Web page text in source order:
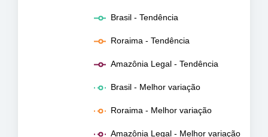
Brasil - Tendência
Roraima - Tendência
Amazônia Legal - Tendência
Brasil - Melhor variação
Roraima - Melhor variação
Amazônia Legal - Melhor variação